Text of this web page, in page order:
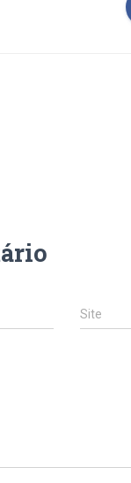
Site